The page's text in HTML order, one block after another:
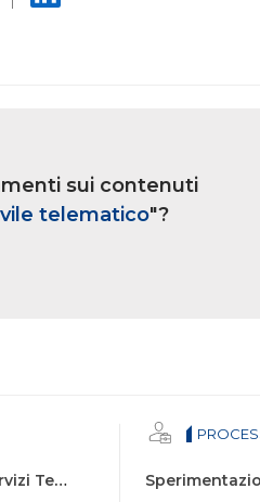
sui contenuti
telematico"?
Accesso tramite SPID al Portale del Servizi Telematici del Ministero di Giustizia